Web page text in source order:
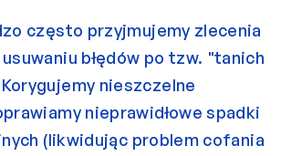
często przyjmujemy zlecenia
błędów po tzw. "tanich
nieszczelne
nieprawidłowe spadki
(likwidując problem cofania